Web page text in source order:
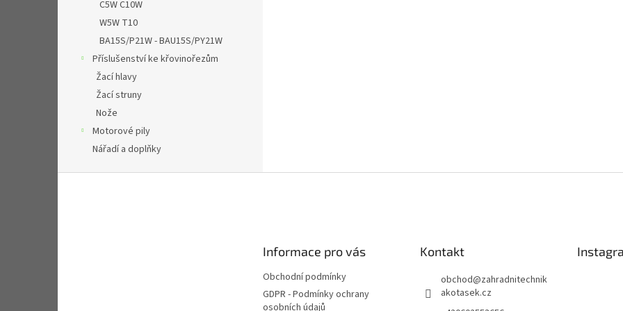
C5W C10W
W5W T10
BA15S/P21W - BAU15S/PY21W
Příslušenství ke křovinořezům
Žací hlavy
Žací struny
Nože
Motorové pily
Nářadí a doplňky
Informace pro vás
Obchodní podmínky
GDPR - Podmínky ochrany
osobních údajů
Kontakt
obchod@zahradnitechnik
akotasek.cz